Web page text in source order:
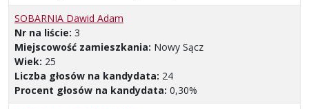
SOBARNIA Dawid Adam
Nr na liście: 3
Miejscowość zamieszkania: Nowy Sącz
Wiek: 25
Liczba głosów na kandydata: 24
Procent głosów na kandydata: 0,30%